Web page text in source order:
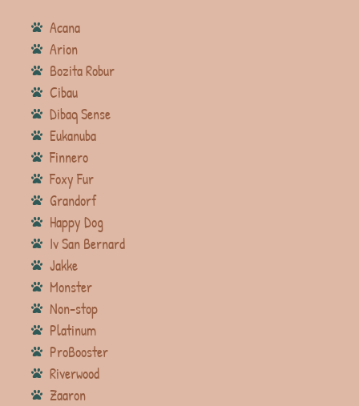
Acana
Arion
Bozita Robur
Cibau
Dibaq Sense
Eukanuba
Finnero
Foxy Fur
Grandorf
Happy Dog
Iv San Bernard
Jakke
Monster
Non-stop
Platinum
ProBooster
Riverwood
Zaaron